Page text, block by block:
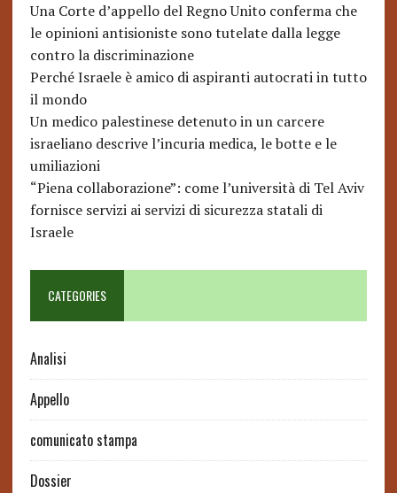
Una Corte d’appello del Regno Unito conferma che
le opinioni antisioniste sono tutelate dalla legge
contro la discriminazione
Perché Israele è amico di aspiranti autocrati in tutto
il mondo
Un medico palestinese detenuto in un carcere
israeliano descrive l’incuria medica, le botte e le
umiliazioni
“Piena collaborazione”: come l’università di Tel Aviv
fornisce servizi ai servizi di sicurezza statali di
Israele
CATEGORIES
Analisi
Appello
comunicato stampa
Dossier